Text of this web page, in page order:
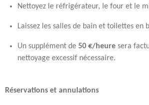
Nettoyez le réfrigérateur, le four et le
Laissez les salles de bain et toilettes en
Un supplément de 50 €/heuresera
nettoyage excessif nécessaire.
Réservations et annulations